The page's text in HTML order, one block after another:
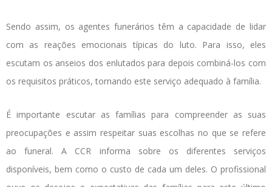
Sendo assim, os agentes funerários têm a capacidade de lidar
com as reações emocionais típicas do luto. Para isso, eles
escutam os anseios dos enlutados para depois combiná-los com
os requisitos práticos, tornando este serviço adequado à família.
É importante escutar as famílias para compreender as suas
preocupações e assim respeitar suas escolhas no que se refere
ao funeral. A CCR informa sobre os diferentes serviços
disponíveis, bem como o custo de cada um deles. O profissional